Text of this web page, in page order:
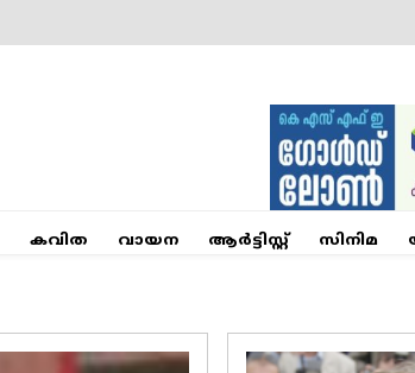
കവിത വായന ആര്‍ട്ടിസ്റ്റ് സിനിമ